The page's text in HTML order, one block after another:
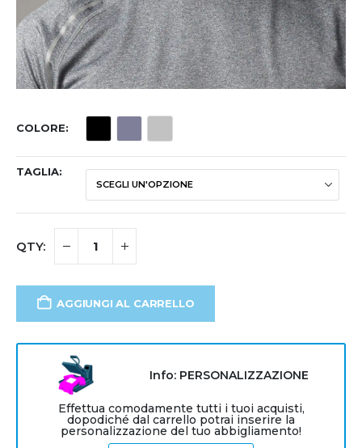
COLORE
TAGLIA
AGGIUNGI AL CARRELLO
Info: PERSONALIZZAZIONE
Effettua comodamente tutti i tuoi acquisti,
dopodiché dal carrello potrai inserire la
personalizzazione del tuo abbigliamento!